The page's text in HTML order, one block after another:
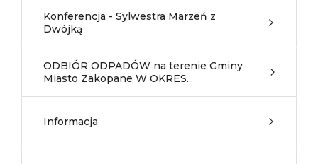
Konferencja - Sylwestra Marzeń z
Dwójką
ODBIÓR ODPADÓW na terenie Gminy
Miasto Zakopane W OKRES...
Informacja